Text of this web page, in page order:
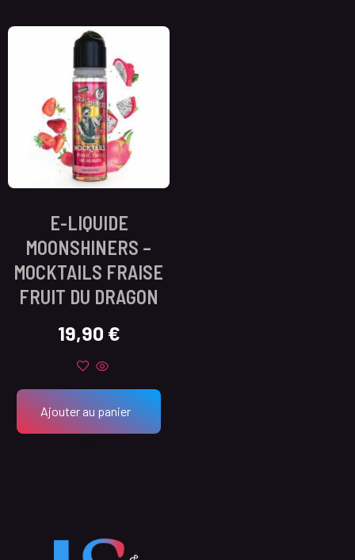
E-LIQUIDE
MOONSHINERS –
MOCKTAILS FRAISE
FRUIT DU DRAGON
19,90 €
Ajouter au panier